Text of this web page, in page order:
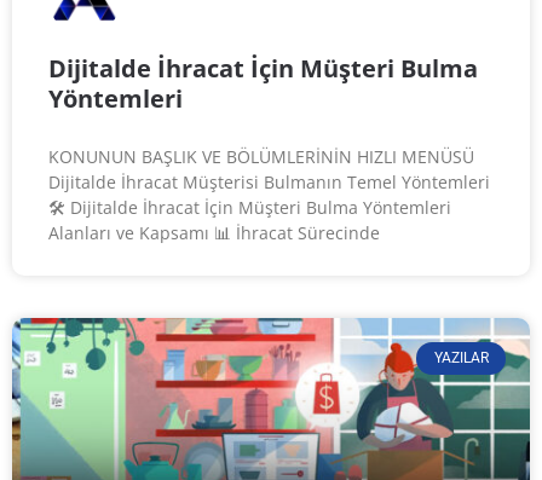
Dijitalde İhracat İçin Müşteri Bulma
Yöntemleri
KONUNUN BAŞLIK VE BÖLÜMLERİNİN HIZLI MENÜSÜ
Dijitalde İhracat Müşterisi Bulmanın Temel Yöntemleri
🛠️ Dijitalde İhracat İçin Müşteri Bulma Yöntemleri
Alanları ve Kapsamı 📊 İhracat Sürecinde
YAZILAR